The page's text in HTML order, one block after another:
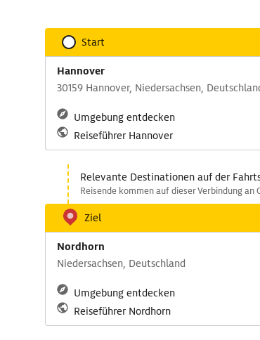
Start
Hannover
30159 Hannover, Niedersachsen,
Umgebung entdecken
Reiseführer Hannover
Relevante Destinationen auf der
Reisende kommen auf dieser Verbindung
Ziel
Nordhorn
Niedersachsen, Deutschland
Umgebung entdecken
Reiseführer Nordhorn